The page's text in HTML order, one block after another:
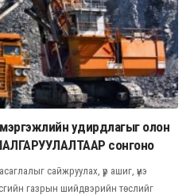
удирдлагыг олон
сонгоно
сайжруулах, үр ашиг, үнэ
газрын шийдвэрийн төслийг